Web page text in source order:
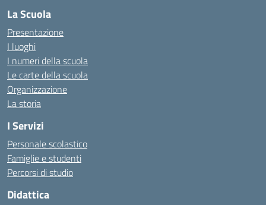
La Scuola
Presentazione
I luoghi
I numeri della scuola
Le carte della scuola
Organizzazione
La storia
I Servizi
Personale scolastico
Famiglie e studenti
Percorsi di studio
Didattica